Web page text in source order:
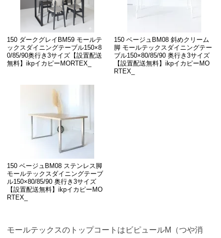
150 ダークグレイBM59 モールテ
ックスダイニングテーブル150×8
0/85/90奥行き3サイズ【設置配送
無料】ikpイカピーMORTEX_
150 ベージュBM08 斜めクリーム
脚 モールテックスダイニングテー
ブル150×80/85/90 奥行き3サイズ
【設置配送無料】ikpイカピーMO
RTEX_
150 ベージュBM08 ステンレス脚
モールテックスダイニングテーブ
ル150×80/85/90 奥行き3サイズ
【設置配送無料】ikpイカピーMO
RTEX_
モールテックスのトップコートはビピュールM（つや消